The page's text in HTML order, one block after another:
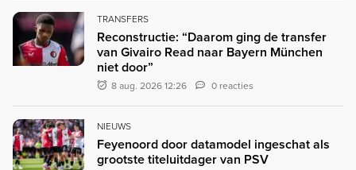
TRANSFERS
Reconstructie: “Daarom ging de transfer
van Givairo Read naar Bayern München
niet door”
8 aug. 2026 12:26 0 reacties
NIEUWS
Feyenoord door datamodel ingeschat als
grootste titeluitdager van PSV